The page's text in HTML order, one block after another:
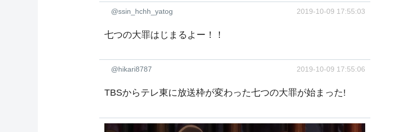
@ssin_hchh_yatog 2019-10-09 17:55:03
七つの大罪はじまるよー！！
@hikari8787 2019-10-09 17:55:06
TBSからテレ東に放送枠が変わった七つの大罪が始まった!